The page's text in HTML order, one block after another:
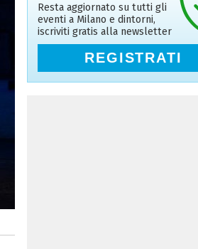
Resta aggiornato su tutti gli
eventi a Milano e dintorni,
iscriviti gratis alla newsletter
REGISTRATI